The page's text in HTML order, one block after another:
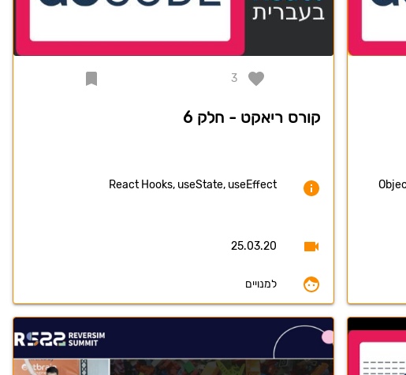
3
קורס ריאקט - חלק 6
React Hooks, useState, useEffect
25.03.20
למנויים